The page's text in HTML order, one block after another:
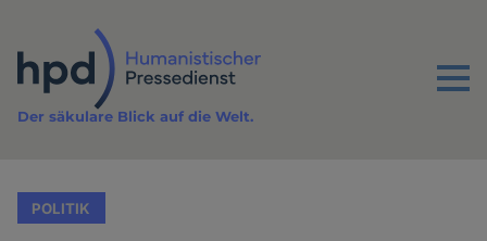
Inhalt
Menu
Der säkulare Blick auf die Welt.
POLITIK